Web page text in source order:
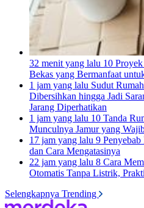
32 menit yang lalu 10
Bekas yang Bermanfaat
1 jam yang lalu Sudut
Dibersihkan hingga Jadi
Jarang Diperhatikan
1 jam yang lalu 10 Tanda
Munculnya Jamur yang
17 jam yang lalu 9
dan Cara Mengatasinya
22 jam yang lalu 8 Cara
Otomatis Tanpa Listrik,
Selengkapnya Trending